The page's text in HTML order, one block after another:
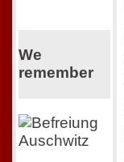
We
remember